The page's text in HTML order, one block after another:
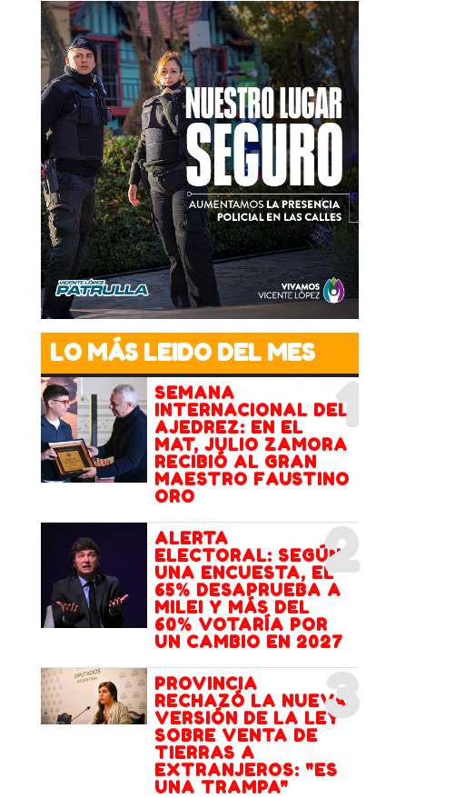
LO MÁS LEIDO DEL MES
1
SEMANA
INTERNACIONAL DEL
AJEDREZ: EN EL
MAT, JULIO ZAMORA
RECIBIÓ AL GRAN
MAESTRO FAUSTINO
ORO
2
ALERTA
ELECTORAL: SEGÚN
UNA ENCUESTA, EL
65% DESAPRUEBA A
MILEI Y MÁS DEL
60% VOTARÍA POR
UN CAMBIO EN 2027
3
PROVINCIA
RECHAZÓ LA NUEVA
VERSIÓN DE LA LEY
SOBRE VENTA DE
TIERRAS A
EXTRANJEROS: "ES
UNA TRAMPA"